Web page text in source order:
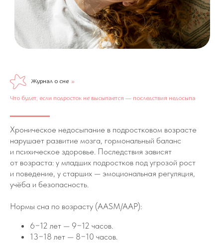
Журнал о сне »
Что будет, если подросток не высыпается — последствия недосыпа
Хроническое недосыпание в подростковом возрасте
нарушает развитие мозга, гормональный баланс
и психическое здоровье. Последствия зависят
от возраста: у младших подростков под угрозой рост
и поведение, у старших — эмоциональная регуляция,
учёба и безопасность.
Нормы сна по возрасту (AASM/AAP):
6−12 лет — 9−12 часов.
13−18 лет — 8−10 часов.